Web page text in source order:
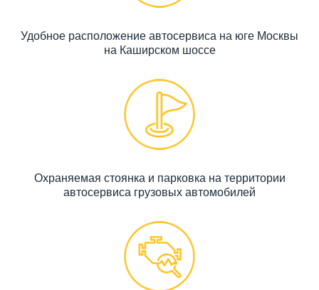
Удобное расположение автосервиса на юге Москвы
на Каширском шоссе
Охраняемая стоянка и парковка на территории
автосервиса грузовых автомобилей